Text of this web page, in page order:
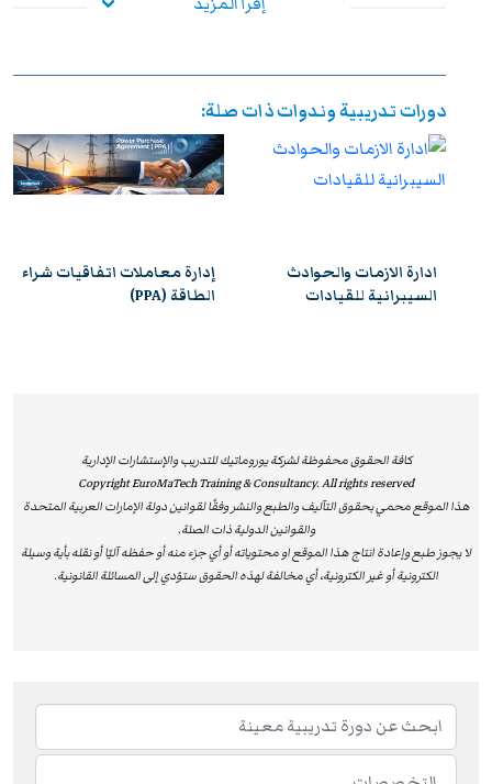
بنجاح، يحصل المشاركون على شهادة معتمدة من
تتمتع بالاعتراف والموثوقية إقليميًا ودوليًا، مما يمنحها قيمة
استراتيجية عالية. وتُشكل هذه الشهادة إضافة نوعية لمسار
دورات تدريبية وندوات ذات صلة:
ادارة الازمات والحوادث
السيبرانية للقيادات
إدارة معاملات اتفاقيات شراء
الطاقة (PPA)
كافة الحقوق محفوظة لشركة يوروماتيك للتدريب والإستشارات الإدارية
Copyright EuroMaTech Training & Consultancy. All rights reserved
هذا الموقع محمي بحقوق التآليف والطبع والنشر وفقًا لقوانين دولة الإمارات العربية المتحدة
والقوانين الدولية ذات الصلة.
لا يجوز طبع وإعادة انتاج هذا الموقع او محتوياته أو أي جزء منه أو حفظه آليًا أو نقله بأية وسيلة
الكترونية أو غير الكترونية، أي مخالفة لهذه الحقوق ستؤدي إلى المسائلة القانونية.